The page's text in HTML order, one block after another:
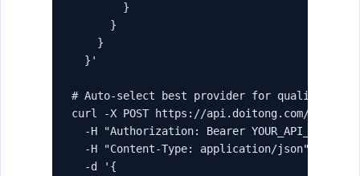
        }
      }
    }
  }'
# Auto-select best provider for quality
curl -X POST https://api.doitong.com/
  -H "Authorization: Bearer YOUR_API_KEY" \
  -H "Content-Type: application/json" \
  -d '{